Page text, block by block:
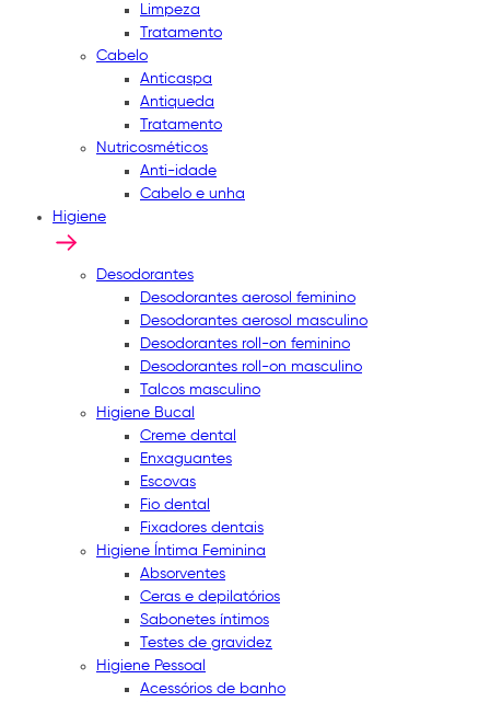
Limpeza
Tratamento
Cabelo
Anticaspa
Antiqueda
Tratamento
Nutricosméticos
Anti-idade
Cabelo e unha
Higiene
Desodorantes
Desodorantes aerosol feminino
Desodorantes aerosol masculino
Desodorantes roll-on feminino
Desodorantes roll-on masculino
Talcos masculino
Higiene Bucal
Creme dental
Enxaguantes
Escovas
Fio dental
Fixadores dentais
Higiene Íntima Feminina
Absorventes
Ceras e depilatórios
Sabonetes íntimos
Testes de gravidez
Higiene Pessoal
Acessórios de banho